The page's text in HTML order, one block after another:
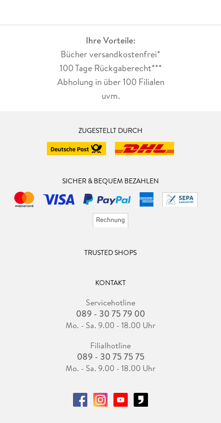
Ihre Vorteile:
Bücher versandkostenfrei*
100 Tage Rückgaberecht***
Abholung in über 100 Filialen
uvm.
ZUGESTELLT DURCH
SICHER & BEQUEM BEZAHLEN
TRUSTED SHOPS
KONTAKT
Servicehotline
089 - 30 75 79 00
Mo. - Sa. 9.00 - 18.00 Uhr
Filialhotline
089 - 30 75 75 75
Mo. - Sa. 9.00 - 18.00 Uhr